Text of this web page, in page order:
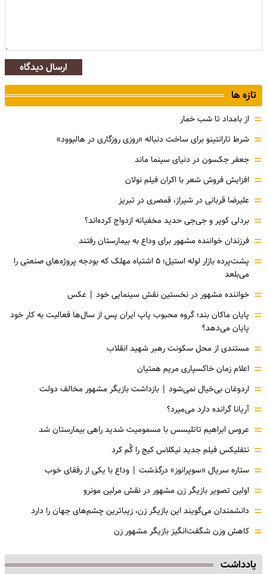
ارسال دیدگاه
تازه ها
= از بامداد تا شب خمار
= شرط تارانتینو برای ساخت دنباله «روزی روزگاری در هالیوود»
= جعفر جکسون در دنیای سینما ماند
= افزایش فروش شعر با اکران فیلم نولان
= علیرضا قربانی در شیراز، قمصری در تبریز
= بردلی کوپر و جی‌جی حدید مخفیانه ازدواج کرده‌اند؟
= فرزندان خواننده مشهور برای وداع به بیمارستان رفتند
=
پشت‌پرده بازار لوله استیل؛ ۵ اشتباه مهلک که بودجه پروژه‌های صنعتی را
می‌بلعد
= خواننده مشهور در نخستین نقش سینمایی خود |‌ عکس
= پایان ماکان بند؛ گروه محبوب پاپ ایران پس از سال‌ها فعالیت به کار خود
پایان می‌دهد؟
= مستندی از محل سکونت رهبر شهید انقلاب
= اعلام زمان خاکسپاری مریم همتیان
= اردوغان بی‌خیال نمی‌شود | بازداشت بازیگر مشهور مخالف دولت
= آریانا گرانده دارد می‌میرد؟
= عروس ابراهیم تاتلیسس با مسمومیت شدید راهی بیمارستان شد
= نتفلیکس فیلم جدید نیکلاس کیج را گُم کرد
= ستاره سریال «سوپرانوز» درگذشت | وداع با یکی از رفقای خوب
= اولین تصویر بازیگر زن مشهور در نقش مرلین مونرو
= دانشمندان می‌گویند این بازیگر زن، زیباترین چشم‌های جهان را دارد
= کاهش وزن شگفت‌انگیز بازیگر مشهور زن
یادداشت